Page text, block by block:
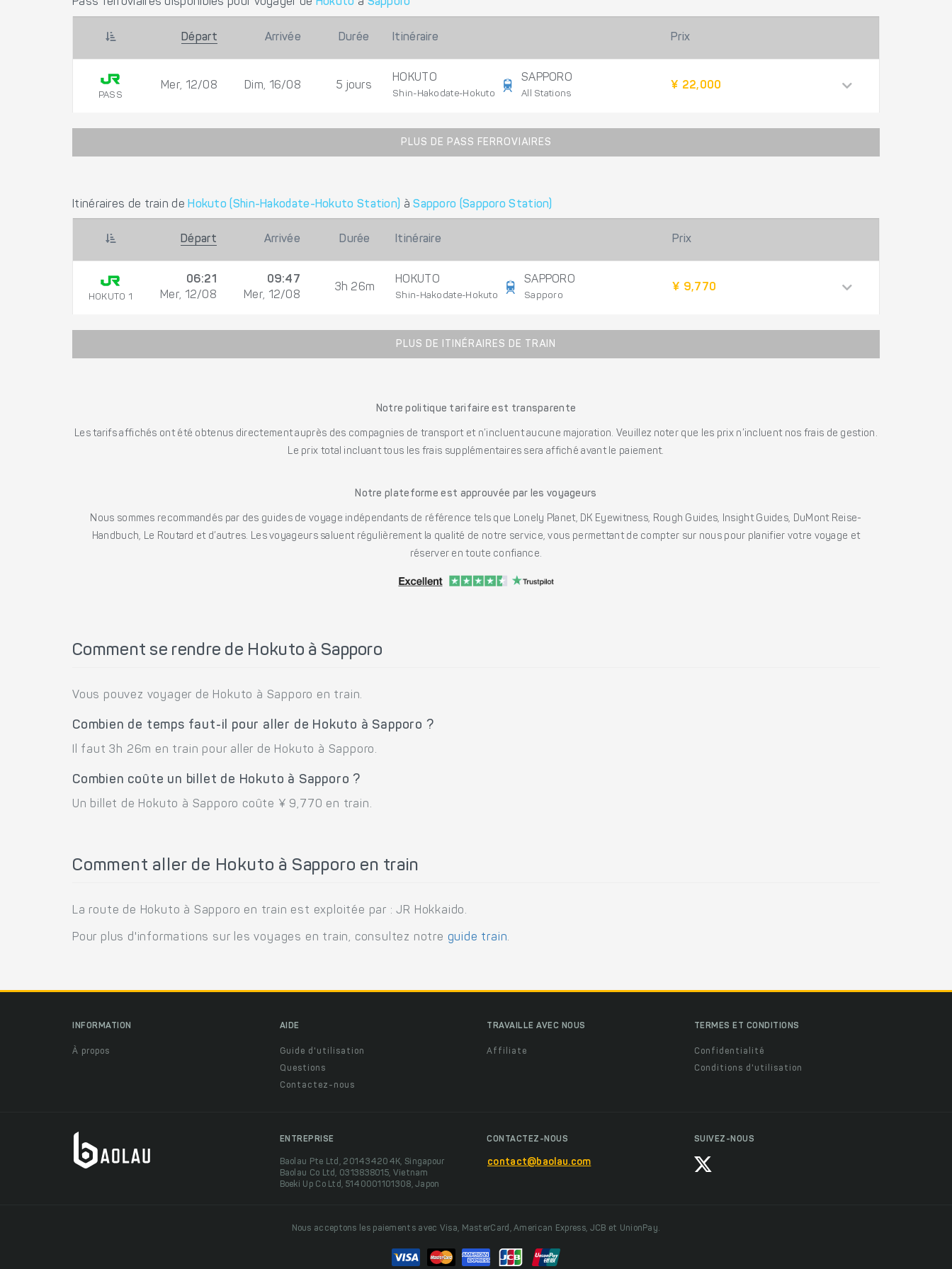
Départ Arrivée Durée Itinéraire Prix
PASS
Mer, 12/08 Dim, 16/08 5 jours
HOKUTO
Shin-Hakodate-Hokuto
SAPPORO
All Stations
¥ 22,000
PLUS DE PASS FERROVIAIRES
Itinéraires de train de Hokuto (Shin-Hakodate-Hokuto Station) àSapporo (Sapporo Station)
Départ Arrivée Durée Itinéraire Prix
HOKUTO 1
06:21
Mer, 12/08
09:47
Mer, 12/08
3h 26m
HOKUTO
Shin-Hakodate-Hokuto
SAPPORO
Sapporo
¥ 9,770
PLUS DE ITINÉRAIRES DE TRAIN
Notre politique tarifaire est transparente
Les tarifs affichés ont été obtenus directement auprès des compagnies de transport et n’incluent aucune majoration. Veuillez noter que les prix n’incluent nos frais de gestion.
Le prix total incluant tous les frais supplémentaires sera affiché avant le paiement.
Notre plateforme est approuvée par les voyageurs
Nous sommes recommandés par des guides de voyage indépendants de référence tels que Lonely Planet, DK Eyewitness, Rough Guides, Insight Guides, DuMont Reise-
Handbuch, Le Routard et d’autres. Les voyageurs saluent régulièrement la qualité de notre service, vous permettant de compter sur nous pour planifier votre voyage et
réserver en toute confiance.
Comment se rendre de Hokuto à Sapporo
Vous pouvez voyager de Hokuto à Sapporo en train.
Combien de temps faut-il pour aller de Hokuto à Sapporo ?
Il faut 3h 26m en train pour aller de Hokuto à Sapporo.
Combien coûte un billet de Hokuto à Sapporo ?
Un billet de Hokuto à Sapporo coûte ¥ 9,770 en train.
Comment aller de Hokuto à Sapporo en train
La route de Hokuto à Sapporo en train est exploitée par : JR Hokkaido.
Pour plus d'informations sur les voyages en train, consultez notre guide train.
INFORMATION
À propos
AIDE
Guide d'utilisation
Questions
Contactez-nous
TRAVAILLE AVEC NOUS
Affiliate
TERMES ET CONDITIONS
Confidentialité
Conditions d'utilisation
ENTREPRISE
Baolau Pte Ltd, 201434204K, Singapour
Baolau Co Ltd, 0313838015, Vietnam
Boeki Up Co Ltd, 5140001101308, Japon
CONTACTEZ-NOUS
contact@baolau.com
SUIVEZ-NOUS
Nous acceptons les paiements avec Visa, MasterCard, American Express, JCB et UnionPay.